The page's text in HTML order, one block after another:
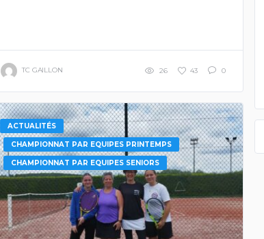
TC GAILLON 26 43 0
ACTUALITÉS
CHAMPIONNAT PAR EQUIPES PRINTEMPS
CHAMPIONNAT PAR EQUIPES SENIORS